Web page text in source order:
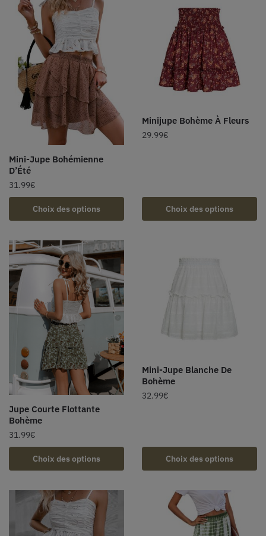
Mini-Jupe Bohémienne
D’Été
31.99€
Choix des options
Minijupe Bohème À Fleurs
29.99€
Choix des options
Jupe Courte Flottante
Bohème
31.99€
Choix des options
Mini-Jupe Blanche De
Bohème
32.99€
Choix des options